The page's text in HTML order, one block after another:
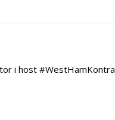
i host #WestHamKontra